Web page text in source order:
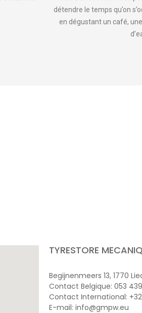
détendre le temps qu’on
en dégustant un café,
TYRESTORE
Begijnenmeers 13, 1770
Contact Belgique: 053
Contact International:
E-mail: info@gmpw.eu